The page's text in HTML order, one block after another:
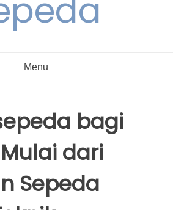
Menu
bagi
dari
Sepeda